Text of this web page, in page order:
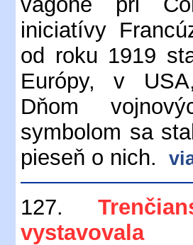
iniciatívy
od roku 1919
Európy, v
Dňom
symbolom sa
pieseň o nich.
127.
vystavovala